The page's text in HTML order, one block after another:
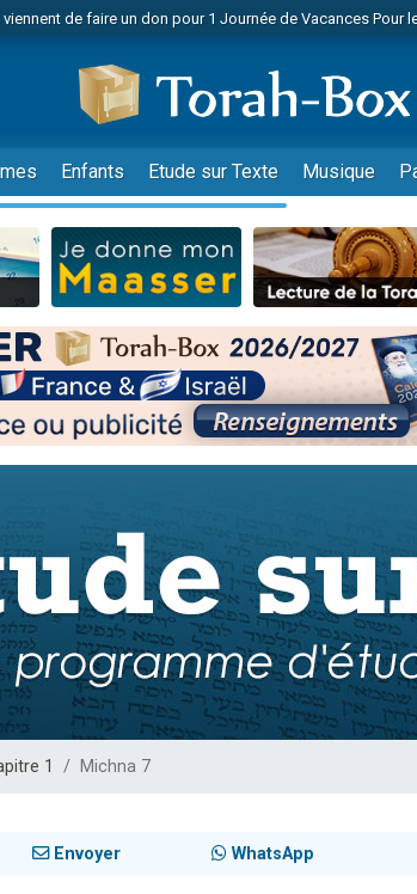
de faire un don pour 1 Journée de Vacances Pour
de nous rejoindre sur WhatsApp
pour étudier en groupe sur Zoom
viennent de faire un don pour Diane, 80 ans, dans un
son Maasser
de nous rejoindre sur WhatsApp
de nous rejoindre sur WhatsApp
de faire un don pour 5 jours de vacances aux
son Maasser
de nous rejoindre sur WhatsApp
de demander une bénédiction
dans Torah-Box Music
de nous rejoindre sur WhatsApp
de nous rejoindre sur WhatsApp
de nous rejoindre sur WhatsApp
dans Torah-Box Music
viennent de faire un don pour Reloger Rivka, 6 enfants,
Enfants Etude sur Texte Musique
1 Michna 7
Envoyer WhatsApp